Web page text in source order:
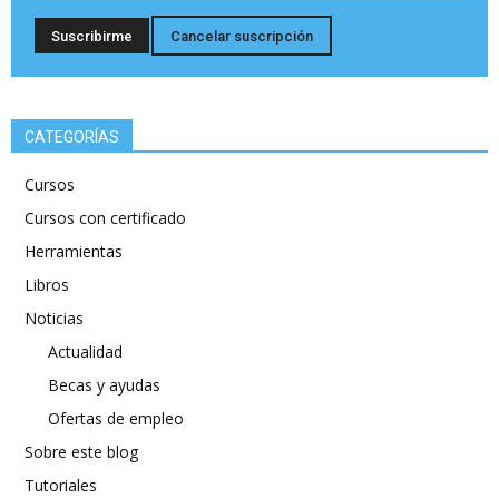
CATEGORÍAS
Cursos
Cursos con certificado
Herramientas
Libros
Noticias
Actualidad
Becas y ayudas
Ofertas de empleo
Sobre este blog
Tutoriales